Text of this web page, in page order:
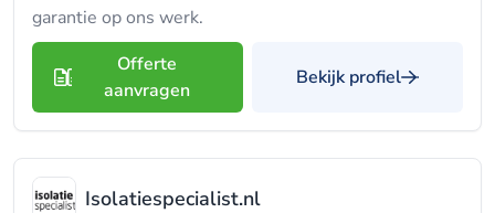
garantie op ons werk.
Offerte
aanvragen
Bekijk profiel
Isolatiespecialist.nl